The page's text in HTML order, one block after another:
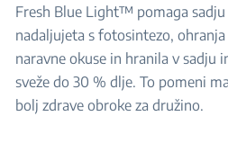
Fresh Blue Light™ pomaga sadju
nadaljujeta s fotosintezo,
naravne okuse in hranila v sadju
sveže do 30 % dlje. To pomeni
bolj zdrave obroke za družino.